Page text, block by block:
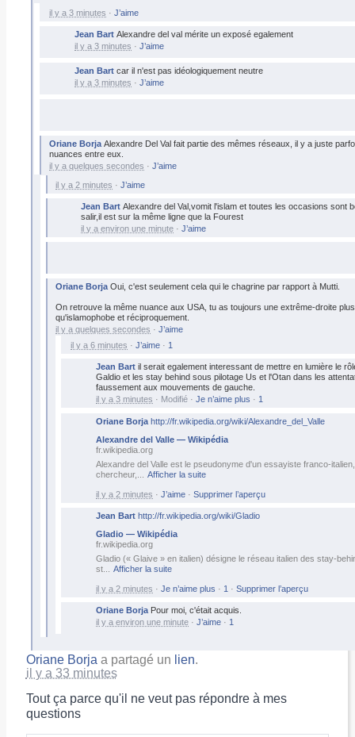
il y a 3 minutes ·J’aime
Jean Bart Alexandre del val mérite un exposé egalement
il y a 3 minutes ·J’aime
Jean Bart car il n'est pas idéologiquement neutre
il y a 3 minutes ·J’aime
Oriane Borja Alexandre Del Val fait partie des mêmes réseaux, il y a juste
nuances entre eux.
il y a quelques secondes ·J’aime
il y a 2 minutes ·J’aime
Jean Bart Alexandre del Val,vomit l'islam et toutes les occasions sont
salir,il est sur la même ligne que la Fourest
il y a environ une minute ·J’aime
Oriane Borja Oui, c'est seulement cela qui le chagrine par rapport à Mutti.
On retrouve la même nuance aux USA, tu as toujours une extrême-droite
qu'islamophobe et réciproquement.
il y a quelques secondes ·J’aime
il y a 6 minutes ·J’aime · 1
Jean Bart il serait egalement interessant de mettre en lumière le
Galdio et les stay behind sous pilotage Us et l'Otan dans les
faussement aux mouvements de gauche.
il y a 3 minutes · Modifié ·Je n’aime plus · 1
Oriane Borja http://fr.wikipedia.org/wiki/Alexandre_del_Valle
Alexandre del Valle — Wikipédia
fr.wikipedia.org
Alexandre del Valle est le pseudonyme d'un essayiste franco-italien,
chercheur,
Afficher la suite
il y a 2 minutes ·J’aime ·Supprimer l’aperçu
Jean Bart http://fr.wikipedia.org/wiki/Gladio
Gladio — Wikipédia
fr.wikipedia.org
Gladio (« Glaive » en italien) désigne le réseau italien des stay-
st
Afficher la suite
il y a 2 minutes ·Je n’aime plus · 1 ·Supprimer l’aperçu
Oriane Borja Pour moi, c'était acquis.
il y a environ une minute ·J’aime · 1
Oriane Borja a partagé un lien.
il y a 33 minutes
Tout ça parce qu'il ne veut pas répondre à mes
questions